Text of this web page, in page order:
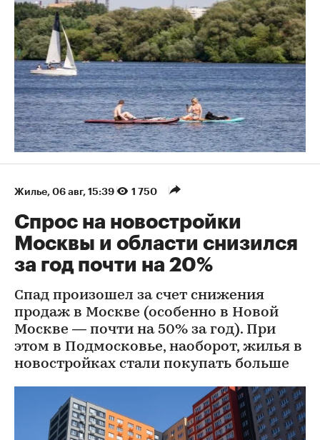
Жилье⁠, 06 авг, 15:39 1 750
Спрос на новостройки
Москвы и области снизился
за год почти на 20%
Спад произошел за счет снижения
продаж в Москве (особенно в Новой
Москве — почти на 50% за год). При
этом в Подмосковье, наоборот, жилья в
новостройках стали покупать больше